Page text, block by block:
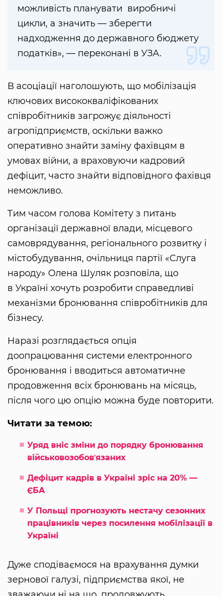
можливість планувати виробничі
цикли, а значить — зберегти
надходження до державного бюджету
податків», — переконані в УЗА.
В асоціації наголошують, що мобілізація
ключових висококваліфікованих
співробітників загрожує діяльності
агропідприємств, оскільки важко
оперативно знайти заміну фахівцям в
умовах війни, а враховуючи кадровий
дефіцит, часто знайти відповідного фахівця
неможливо.
Тим часом голова Комітету з питань
організації державної влади, місцевого
самоврядування, регіонального розвитку і
містобудування, очільниця партії «Слуга
народу» Олена Шуляк розповіла, що
в Україні хочуть розробити справедливі
механізми бронювання співробітників для
бізнесу.
Наразі розглядається опція
доопрацювання системи електронного
бронювання і вводиться автоматичне
продовження всіх бронювань на місяць,
після чого цю опцію можна буде повторити.
Читати за темою:
Уряд вніс зміни до порядку бронювання
військовозобовʼязаних
Дефіцит кадрів в Україні зріс на 20% —
ЄБА
У Польщі прогнозують нестачу сезонних
працівників через посилення мобілізації в
Україні
Дуже сподіваємося на врахування думки
зернової галузі, підприємства якої, не